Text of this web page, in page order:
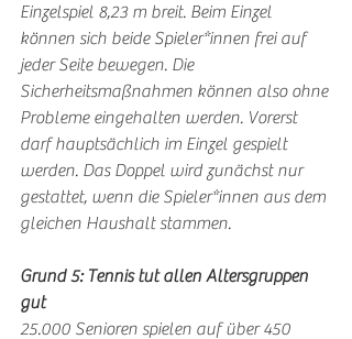
Einzelspiel 8,23 m breit. Beim Einzel
können sich beide Spieler*innen frei auf
jeder Seite bewegen. Die
Sicherheitsmaßnahmen können also ohne
Probleme eingehalten werden. Vorerst
darf hauptsächlich im Einzel gespielt
werden. Das Doppel wird zunächst nur
gestattet, wenn die Spieler*innen aus dem
gleichen Haushalt stammen.
Grund 5: Tennis tut allen Altersgruppen
gut
25.000 Senioren spielen auf über 450